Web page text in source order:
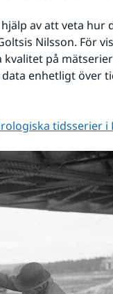
av att veta hur
Nilsson. För
på
enhetligt över
tidsserier i